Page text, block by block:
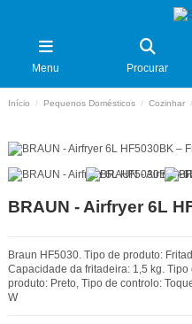
Menu Procurar
Início Pequenos Domésticos Cozinhar
BRAUN - Airfryer 6L
Braun HF5030. Tipo de produto:
Capacidade da fritadeira: 1,5 kg.
produto: Preto, Tipo de controlo:
W